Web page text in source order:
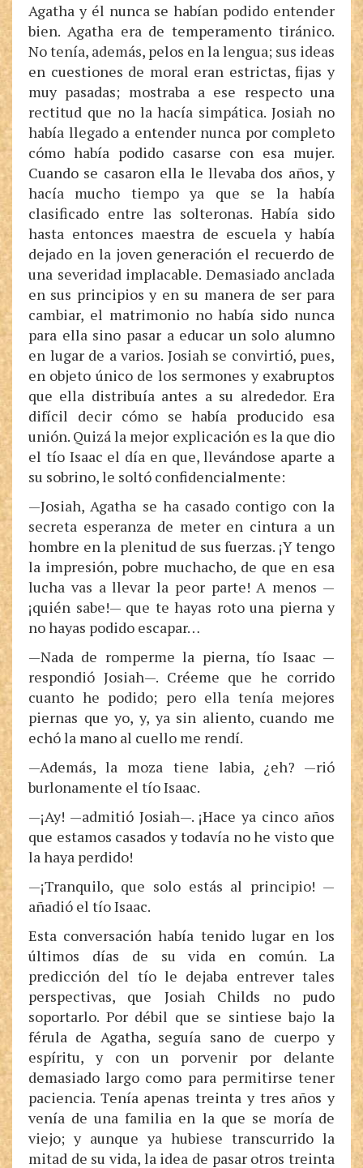
Agatha y él nunca se habían podido entender
bien. Agatha era de temperamento tiránico.
No tenía, además, pelos en la lengua; sus ideas
en cuestiones de moral eran estrictas, fijas y
muy pasadas; mostraba a ese respecto una
rectitud que no la hacía simpática. Josiah no
había llegado a entender nunca por completo
cómo había podido casarse con esa mujer.
Cuando se casaron ella le llevaba dos años, y
hacía mucho tiempo ya que se la había
clasificado entre las solteronas. Había sido
hasta entonces maestra de escuela y había
dejado en la joven generación el recuerdo de
una severidad implacable. Demasiado anclada
en sus principios y en su manera de ser para
cambiar, el matrimonio no había sido nunca
para ella sino pasar a educar un solo alumno
en lugar de a varios. Josiah se convirtió, pues,
en objeto único de los sermones y exabruptos
que ella distribuía antes a su alrededor. Era
difícil decir cómo se había producido esa
unión. Quizá la mejor explicación es la que dio
el tío Isaac el día en que, llevándose aparte a
su sobrino, le soltó confidencialmente:
—Josiah, Agatha se ha casado contigo con la
secreta esperanza de meter en cintura a un
hombre en la plenitud de sus fuerzas. ¡Y tengo
la impresión, pobre muchacho, de que en esa
lucha vas a llevar la peor parte! A menos —
¡quién sabe!— que te hayas roto una pierna y
no hayas podido escapar…
—Nada de romperme la pierna, tío Isaac —
respondió Josiah—. Créeme que he corrido
cuanto he podido; pero ella tenía mejores
piernas que yo, y, ya sin aliento, cuando me
echó la mano al cuello me rendí.
—Además, la moza tiene labia, ¿eh? —rió
burlonamente el tío Isaac.
—¡Ay! —admitió Josiah—. ¡Hace ya cinco años
que estamos casados y todavía no he visto que
la haya perdido!
—¡Tranquilo, que solo estás al principio! —
añadió el tío Isaac.
Esta conversación había tenido lugar en los
últimos días de su vida en común. La
predicción del tío le dejaba entrever tales
perspectivas, que Josiah Childs no pudo
soportarlo. Por débil que se sintiese bajo la
férula de Agatha, seguía sano de cuerpo y
espíritu, y con un porvenir por delante
demasiado largo como para permitirse tener
paciencia. Tenía apenas treinta y tres años y
venía de una familia en la que se moría de
viejo; y aunque ya hubiese transcurrido la
mitad de su vida, la idea de pasar otros treinta